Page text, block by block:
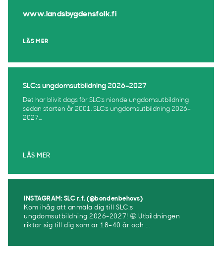
www.landsbygdensfolk.fi
LÄS MER
SLC:s ungdomsutbildning 2026–2027
Det har blivit dags för SLC:s nionde ungdomsutbildning
sedan starten år 2001. SLC:s ungdomsutbildning 2026–
2027...
LÄS MER
INSTAGRAM: SLC r.f. (@bondenbehovs)
Kom ihåg att anmäla dig till SLC:s
ungdomsutbildning 2026-2027! 🤩 Utbildningen
riktar sig till dig som är 18–40 år och ...